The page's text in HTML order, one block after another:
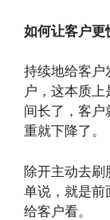
如何让客户更
持续地给客户
户，这本质
间长了，客户
重就下降了。
除开主动去
单说，就是前
给客户看。